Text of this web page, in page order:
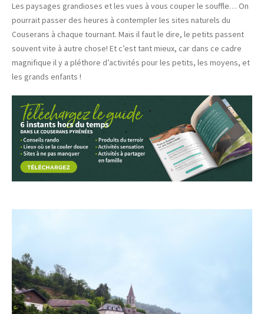
Les paysages grandioses et les vues à vous couper le souffle… On
pourrait passer des heures à contempler les sites naturels du
Couserans à chaque tournant. Mais il faut le dire, le petits passent
souvent vite à autre chose! Et c’est tant mieux, car dans ce cadre
magnifique il y a pléthore d’activités pour les petits, les moyens, et
les grands enfants !